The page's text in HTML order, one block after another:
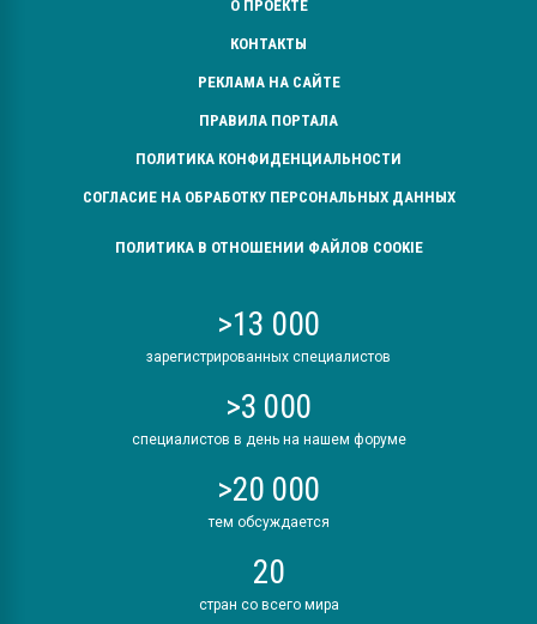
О ПРОЕКТЕ
КОНТАКТЫ
РЕКЛАМА НА САЙТЕ
ПРАВИЛА ПОРТАЛА
ПОЛИТИКА КОНФИДЕНЦИАЛЬНОСТИ
СОГЛАСИЕ НА ОБРАБОТКУ ПЕРСОНАЛЬНЫХ ДАННЫХ
ПОЛИТИКА В ОТНОШЕНИИ ФАЙЛОВ COOKIE
>13 000
зарегистрированных специалистов
>3 000
специалистов в день на нашем форуме
>20 000
тем обсуждается
20
стран со всего мира